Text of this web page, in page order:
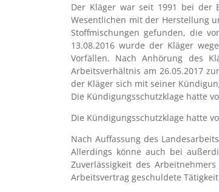
Der Kläger war seit 1991 bei der
Wesentlichen mit der Herstellung
Stoffmischungen gefunden, die
13.08.2016 wurde der Kläger
Vorfällen. Nach Anhörung des
Arbeitsverhältnis am 26.05.2017
der Kläger sich mit seiner
Die Kündigungsschutzklage hatte
Die Kündigungsschutzklage hatte
Nach Auffassung des
Allerdings könne auch bei
Zuverlässigkeit des
Arbeitsvertrag geschuldete